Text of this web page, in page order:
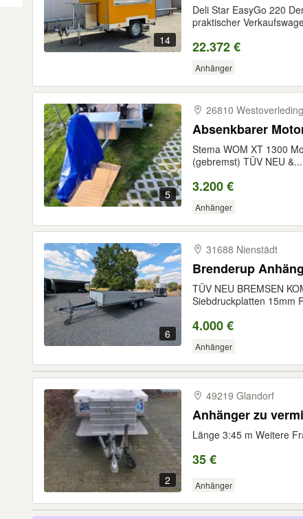
14
Deli Star EasyGo 220
praktischer
22.372 €
Anhänger
5
26810
Absenkbarer
Stema WOM XT 1300
(gebremst) TÜV NEU &...
3.200 €
Anhänger
6
31688 Nienstädt
Brenderup
TÜV NEU BREMSEN
Siebdruckplatten 15mm
4.000 €
Anhänger
2
49219 Glandorf
Anhänger zu
Länge 3:45 m Weitere
35 €
Anhänger